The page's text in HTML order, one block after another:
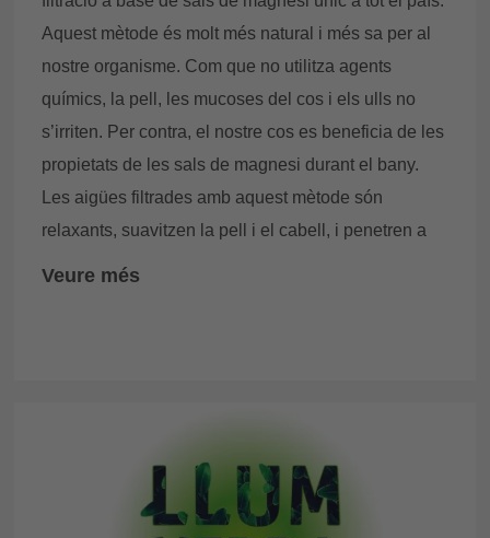
accessible i intel·ligent. Prioritzem l'ús de noves
tecnologies sostenibles, adoptem mesures de
resiliència davant de catàstrofes i millorem les
infraestructures de la nostra comunitat, incentivant la
planificació i el disseny constructiu responsable.
Aquest mètode és molt més natural i més sa per al
nostre organisme. Com que no utilitza agents
químics, la pell, les mucoses del cos i els ulls no
s’irriten. Per contra, el nostre cos es beneficia de les
propietats de les sals de magnesi durant el bany.
Les aigües filtrades amb aquest mètode són
relaxants, suavitzen la pell i el cabell, i penetren a
través de la dermis, aporten importants beneficis per
Veuràs que les nostres aigües són més clares i
Veure més